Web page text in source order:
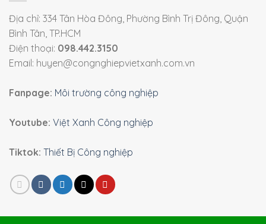
Địa chỉ: 334 Tân Hòa Đông, Phường Bình Trị Đông, Quận
Bình Tân, TP.HCM
Điện thoại: 098.442.3150
Email: huyen@congnghiepvietxanh.com.vn
Fanpage: Môi trường công nghiệp
Youtube: Việt Xanh Công nghiệp
Tiktok: Thiết Bị Công nghiệp